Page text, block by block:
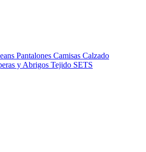
Pantalones Camisas Calzado
y Abrigos Tejido SETS